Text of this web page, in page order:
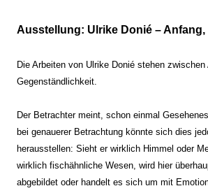
Ausstellung: Ulrike Donié – Anfang,
Die Arbeiten von Ulrike Donié stehen
Gegenständlichkeit.
Der Betrachter meint, schon einmal
bei genauerer Betrachtung könnte sich dies
herausstellen: Sieht er wirklich Himmel oder
wirklich fischähnliche Wesen, wird hier
abgebildet oder handelt es sich um mit